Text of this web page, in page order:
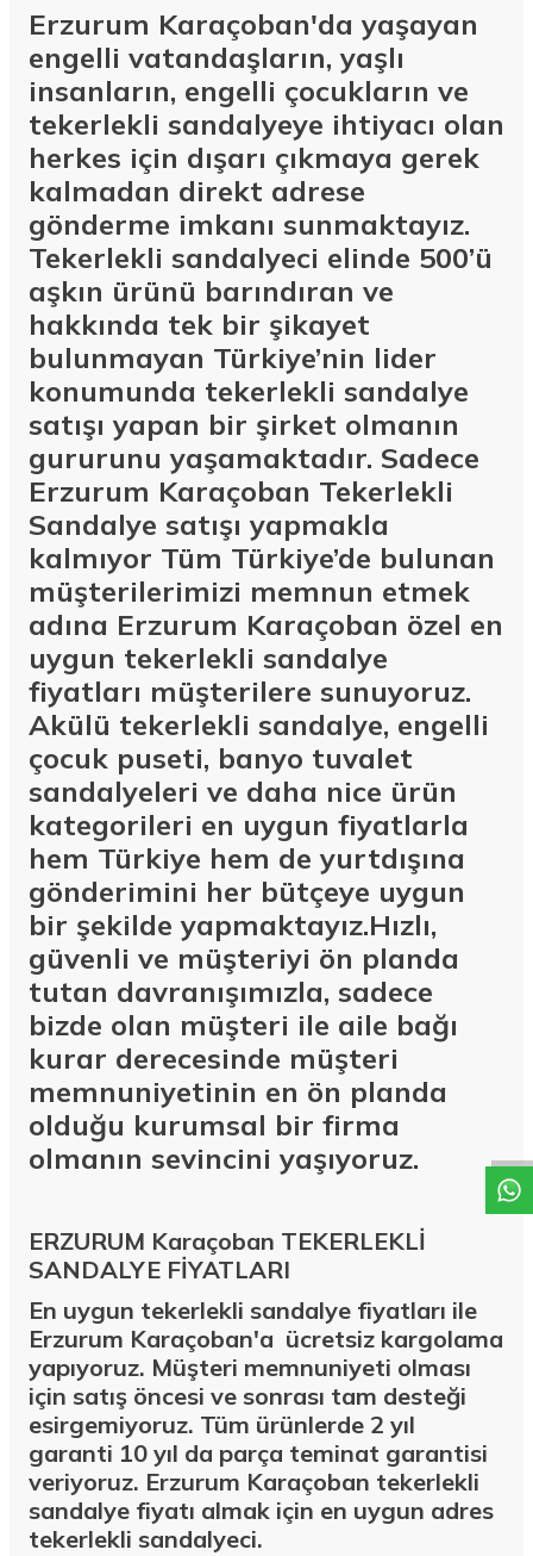
Erzurum Karaçoban'da yaşayan
engelli vatandaşların, yaşlı
insanların, engelli çocukların ve
tekerlekli sandalyeye ihtiyacı olan
herkes için dışarı çıkmaya gerek
kalmadan direkt adrese
gönderme imkanı sunmaktayız.
Tekerlekli sandalyeci elinde 500’ü
aşkın ürünü barındıran ve
hakkında tek bir şikayet
bulunmayan Türkiye’nin lider
konumunda tekerlekli sandalye
satışı yapan bir şirket olmanın
gururunu yaşamaktadır. Sadece
Erzurum Karaçoban Tekerlekli
Sandalye satışı yapmakla
kalmıyor Tüm Türkiye’de bulunan
müşterilerimizi memnun etmek
adına Erzurum Karaçoban özel en
uygun tekerlekli sandalye
fiyatları müşterilere sunuyoruz.
Akülü tekerlekli sandalye, engelli
çocuk puseti, banyo tuvalet
sandalyeleri ve daha nice ürün
kategorileri en uygun fiyatlarla
hem Türkiye hem de yurtdışına
gönderimini her bütçeye uygun
bir şekilde yapmaktayız.Hızlı,
güvenli ve müşteriyi ön planda
tutan davranışımızla, sadece
bizde olan müşteri ile aile bağı
kurar derecesinde müşteri
memnuniyetinin en ön planda
olduğu kurumsal bir firma
olmanın sevincini yaşıyoruz.
ERZURUM Karaçoban TEKERLEKLİ
SANDALYE FİYATLARI
En uygun tekerlekli sandalye fiyatları ile
Erzurum Karaçoban'a ücretsiz kargolama
yapıyoruz. Müşteri memnuniyeti olması
için satış öncesi ve sonrası tam desteği
esirgemiyoruz. Tüm ürünlerde 2 yıl
garanti 10 yıl da parça teminat garantisi
veriyoruz. Erzurum Karaçoban tekerlekli
sandalye fiyatı almak için en uygun adres
tekerlekli sandalyeci.